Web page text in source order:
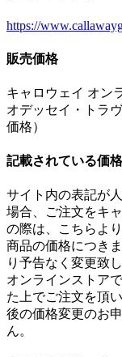
https://
販売価格
キャロウェイ オン
オデッセイ・トラ
価格）
記載されている価
サイト内の表記が
場合、ご注文をキ
の際は、こちらよ
商品の価格につき
り予告なく変更致し
オンラインストア
た上でご注文を頂
後の価格変更のお
ん。